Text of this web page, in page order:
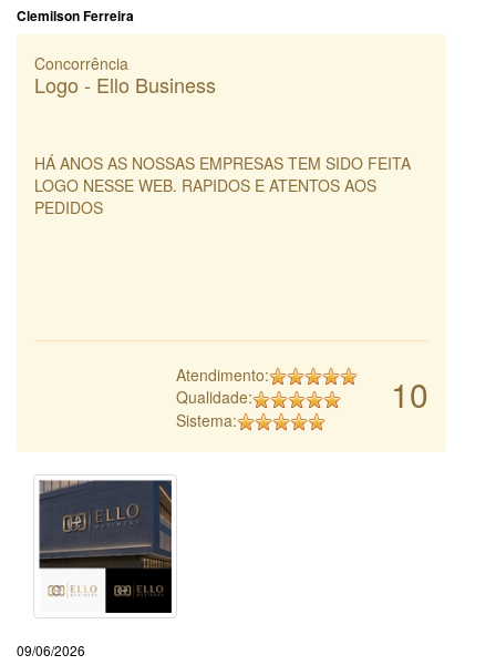
Clemilson Ferreira
Concorrência
Logo - Ello Business
HÁ ANOS AS NOSSAS EMPRESAS TEM SIDO FEITA
LOGO NESSE WEB. RAPIDOS E ATENTOS AOS
PEDIDOS
10
Atendimento:
Qualidade:
Sistema:
09/06/2026